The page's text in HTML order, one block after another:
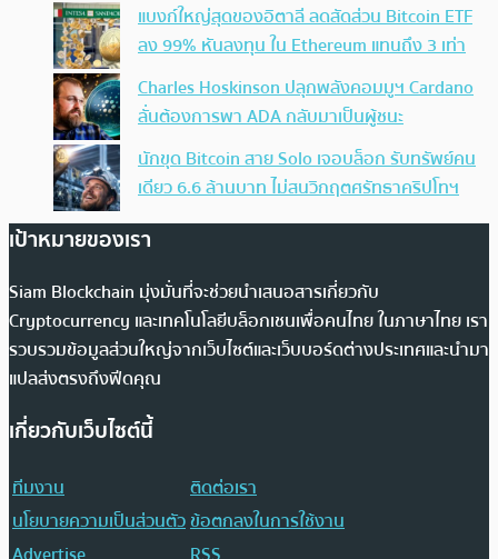
แบงก์ใหญ่สุดของอิตาลี ลดสัดส่วน Bitcoin ETF
ลง 99% หันลงทุน ใน Ethereum แทนถึง 3 เท่า
Charles Hoskinson ปลุกพลังคอมมูฯ Cardano
ลั่นต้องการพา ADA กลับมาเป็นผู้ชนะ
นักขุด Bitcoin สาย Solo เจอบล็อก รับทรัพย์คน
เดียว 6.6 ล้านบาท ไม่สนวิกฤตศรัทธาคริปโทฯ
เป้าหมายของเรา
Siam Blockchain มุ่งมั่นที่จะช่วยนำเสนอสารเกี่ยวกับ
Cryptocurrency และเทคโนโลยีบล็อกเชนเพื่อคนไทย ในภาษาไทย เรา
รวบรวมข้อมูลส่วนใหญ่จากเว็บไซต์และเว็บบอร์ดต่างประเทศและนำมา
แปลส่งตรงถึงฟีดคุณ
เกี่ยวกับเว็บไซต์นี้
ทีมงาน
ติดต่อเรา
นโยบายความเป็นส่วนตัวข้อตกลงในการใช้งาน